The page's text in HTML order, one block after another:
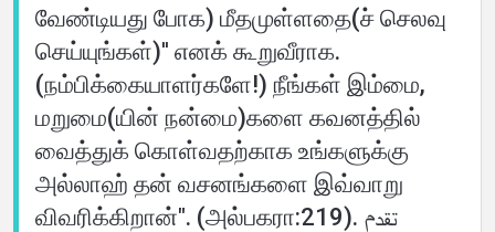
வேண்டியது போக) மீதமுள்ளதை(ச் செலவு
செய்யுங்கள்)'' எனக் கூறுவீராக.
(நம்பிக்கையாளர்களே!) நீங்கள் இம்மை,
மறுமை(யின் நன்மை)களை கவனத்தில்
வைத்துக் கொள்வதற்காக உங்களுக்கு
அல்லாஹ் தன் வசனங்களை இவ்வாறு
விவரிக்கிறான்". (அல்பகரா:219). تقدم